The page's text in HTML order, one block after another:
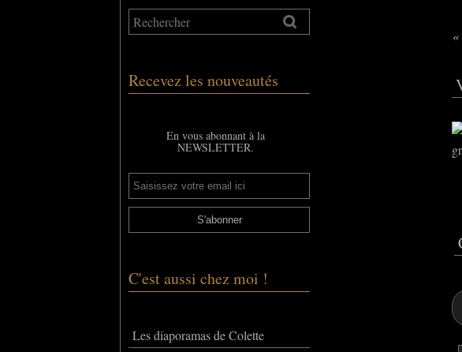
Recevez les nouveautés
C'est aussi chez moi !
Les diaporamas de Colette